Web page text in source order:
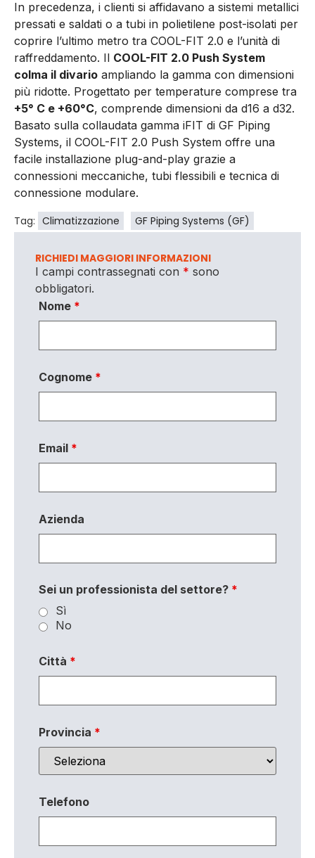
In precedenza, i clienti si affidavano a sistemi metallici
pressati e saldati o a tubi in polietilene post-isolati per
coprire l’ultimo metro tra COOL-FIT 2.0 e l’unità di
raffreddamento. Il COOL-FIT 2.0 Push System
colma il divario ampliando la gamma con dimensioni
più ridotte. Progettato per temperature comprese tra
+5° C e +60°C, comprende dimensioni da d16 a d32.
Basato sulla collaudata gamma iFIT di GF Piping
Systems, il COOL-FIT 2.0 Push System offre una
facile installazione plug-and-play grazie a
connessioni meccaniche, tubi flessibili e tecnica di
connessione modulare.
Tag: Climatizzazione GF Piping Systems (GF)
RICHIEDI MAGGIORI INFORMAZIONI
I campi contrassegnati con * sono
obbligatori.
Nome *
Cognome *
Email *
Azienda
Sei un professionista del settore? *
Sì
No
Città *
Provincia *
Telefono